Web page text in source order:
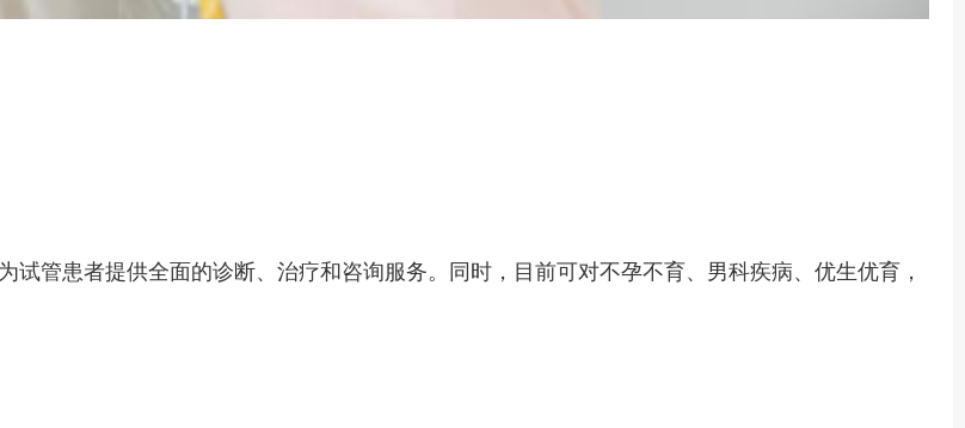
管患者提供全面的诊断、治疗和咨询服务。同时，目前可对不孕不育、男科疾病、优生优育，